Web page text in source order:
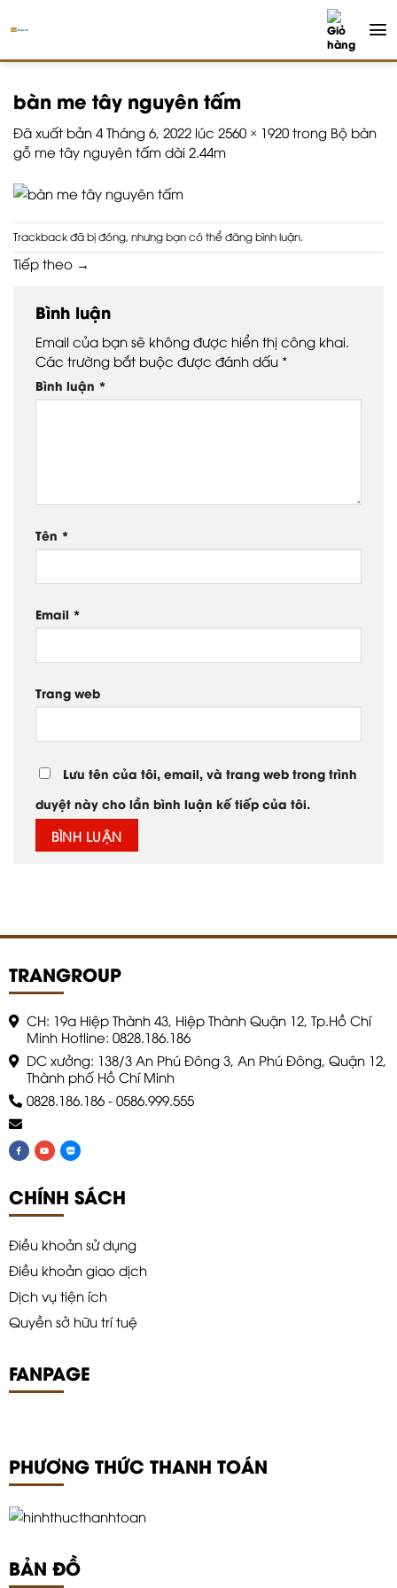
đến
dung
bàn me tây nguyên tấm
Đã xuất bản 4 Tháng 6, 2022 lúc 2560 × 1920 trong Bộ bàn
gỗ me tây nguyên tấm dài 2.44m
Trackback đã bị đóng, nhưng bạn có thểđăng bình luận.
Tiếp theo →
Bình luận
Email của bạn sẽ không được hiển thị công khai.
Các trường bắt buộc được đánh dấu *
Bình luận *
Tên *
Email *
Trang web
Lưu tên của tôi, email, và trang web trong trình
duyệt này cho lần bình luận kế tiếp của tôi.
TRANGROUP
CH: 19a Hiệp Thành 43, Hiệp Thành Quận 12, Tp.Hồ Chí
Minh Hotline: 0828.186.186
DC xưởng: 138/3 An Phú Đông 3, An Phú Đông, Quận 12,
Thành phố Hồ Chí Minh
0828.186.186- 0586.999.555
CHÍNH SÁCH
Điều khoản sử dụng
Điều khoản giao dịch
Dịch vụ tiện ích
Quyền sở hữu trí tuệ
FANPAGE
PHƯƠNG THỨC THANH TOÁN
BẢN ĐỒ